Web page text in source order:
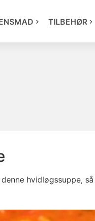
TILBEHØR
hvidløgssuppe,